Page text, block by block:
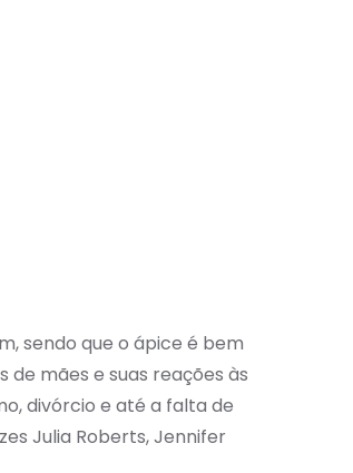
sendo que o ápice é bem
de mães e suas reações às
divórcio e até a falta de
Julia Roberts, Jennifer